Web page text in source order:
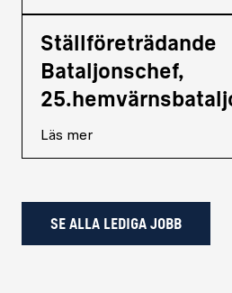
Ställföreträdande
Bataljonschef,
Läs mer
SE ALLA LEDIGA JOBB